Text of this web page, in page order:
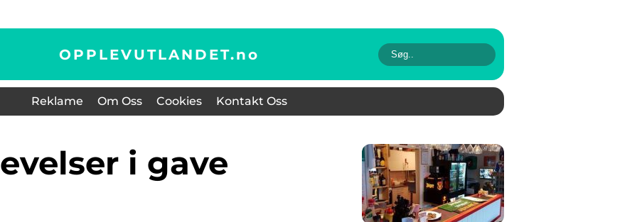
OPPLEVUTLANDET.no
Reklame Om Oss Cookies Kontakt Oss
i gave